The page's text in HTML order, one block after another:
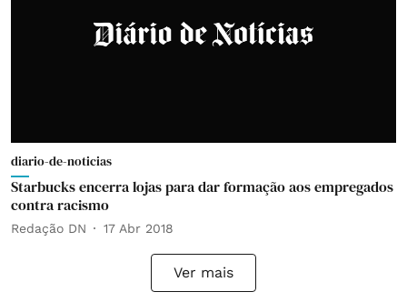
diario-de-noticias
Starbucks encerra lojas para dar formação aos empregados
contra racismo
Redação DN 17 Abr 2018
Ver mais